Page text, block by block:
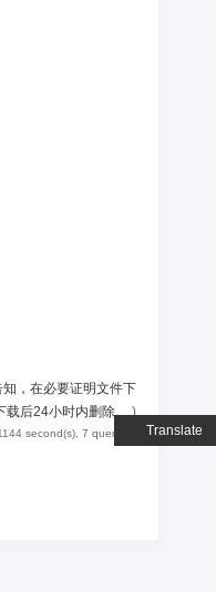
Translate
，在必要证明文件下
载后24小时内删除。)
second(s), 7 queries .